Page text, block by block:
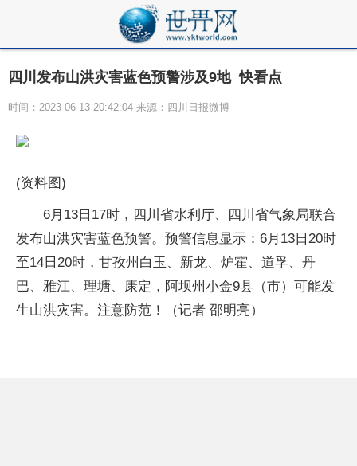
四川发布山洪灾害蓝色预警涉及9地_快看点
时间：2023-06-13 20:42:04 来源：四川日报微博
(资料图)
6月13日17时，四川省水利厅、四川省气象局联合
发布山洪灾害蓝色预警。预警信息显示：6月13日20时
至14日20时，甘孜州白玉、新龙、炉霍、道孚、丹
巴、雅江、理塘、康定，阿坝州小金9县（市）可能发
生山洪灾害。注意防范！（记者 邵明亮）